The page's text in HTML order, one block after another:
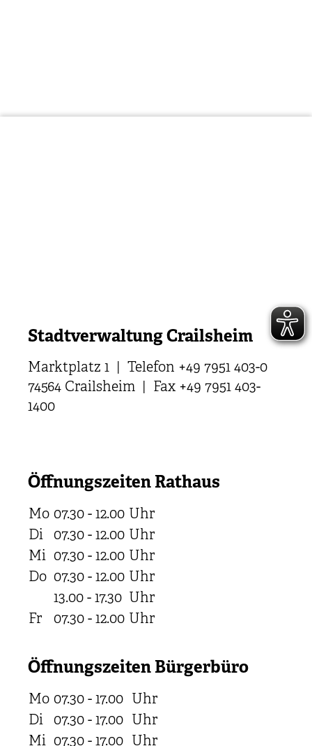
Stadtverwaltung Crailsheim
Marktplatz 1 | Telefon +49 7951 403-0
74564 Crailsheim | Fax +49 7951 403-
1400
Öffnungszeiten Rathaus
Mo 07.30 - 12.00 Uhr
Di
07.30 - 12.00 Uhr
Mi 07.30 - 12.00 Uhr
Do 07.30 - 12.00 Uhr
13.00 - 17.30 Uhr
Fr
07.30 - 12.00 Uhr
Öffnungszeiten Bürgerbüro
Mo 07.30 - 17.00 Uhr
Di
07.30 - 17.00 Uhr
Mi 07.30 - 17.00 Uhr